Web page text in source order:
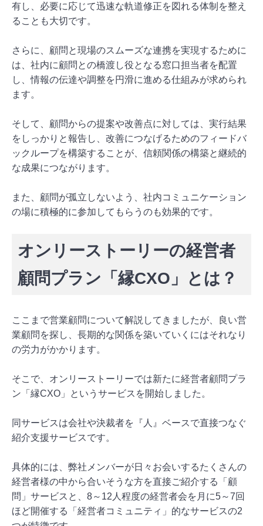
有し、必要に応じて迅速な軌道修正を図れる体制を整え
ることも大切です。
さらに、顧問と現場のスムーズな連携を実現するために
は、社内に顧問との橋渡し役となる窓口担当者を配置
し、情報の伝達や調整を円滑に進める仕組みが求められ
ます。
そして、顧問からの提案や改善点に対しては、実行結果
をしっかりと報告し、改善につなげるためのフィードバ
ックループを構築することが、信頼関係の構築と継続的
な成果につながります。
また、顧問が孤立しないよう、社内コミュニケーション
の場に積極的に参加してもらうのも効果的です。
オンリーストーリーの経営者
顧問プラン「縁CXO」とは？
ここまで営業顧問について解説してきましたが、良い営
業顧問を探し、長期的な関係を築いていくにはそれなり
の労力がかかります。
そこで、オンリーストーリーでは新たに経営者顧問プラ
ン「縁CXO」というサービスを開始しました。
同サービスは会社や決裁者を『人』ベースで直接つなぐ
紹介支援サービスです。
具体的には、弊社メンバーが日々お会いするたくさんの
経営者様の中から合いそうな方を直接ご紹介する「顧
問」サービスと、8～12人程度の経営者会を月に5～7回
ほど開催する「経営者コミュニティ」的なサービスの2